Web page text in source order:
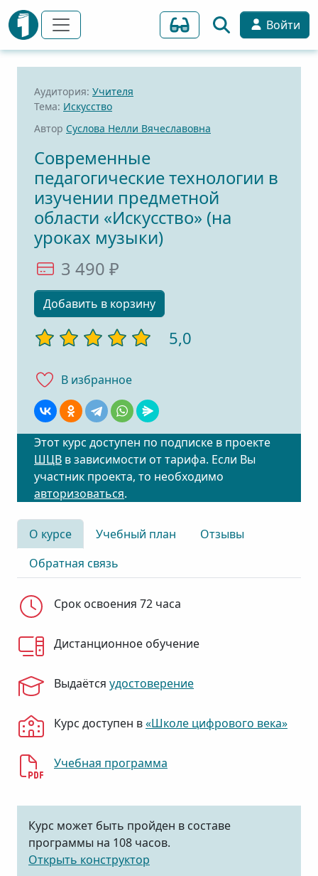
Войти
Аудитория: Учителя
Тема: Искусство
Автор Суслова Нелли Вячеславовна
Современные
педагогические технологии в
изучении предметной
области «Искусство» (на
уроках музыки)
3 490 ₽
Добавить в корзину
5,0
В избранноe
Этот курс доступен по подписке в проекте
ШЦВ в зависимости от тарифа. Если Вы
участник проекта, то необходимо
авторизоваться.
О курсе Учебный план
Отзывы
Обратная связь
Срок освоения 72 часа
Дистанционное обучение
Выдаётся удостоверение
Курс доступен в«Школе цифрового века»
Учебная программа
Курс может быть пройден в составе
программы на 108 часов.
Открыть конструктор